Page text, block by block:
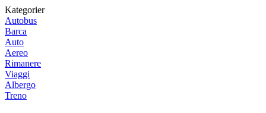
Kategorier
Autobus
Barca
Auto
Aereo
Rimanere
Viaggi
Albergo
Treno